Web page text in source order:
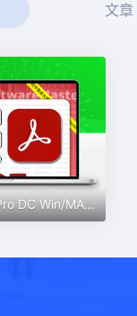
文章
Adobe Acrobat Pro DC Win/MAC PDF编辑器软件转word软件全功能版